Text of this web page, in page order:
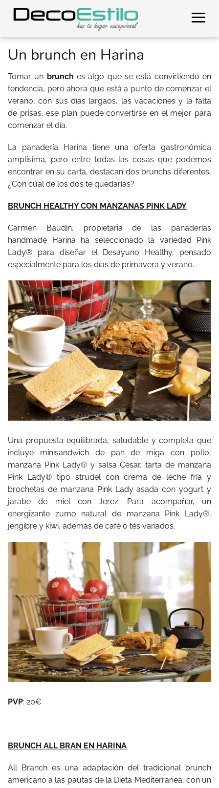
Un brunch en Harina
Tomar un brunch es algo que se está convirtiendo en
tendencia, pero ahora que está a punto de comenzar el
verano, con sus días largaos, las vacaciones y la falta
de prisas, ese plan puede convertirse en el mejor para
comenzar el día.
La panadería Harina tiene una oferta gastronómica
amplísima, pero entre todas las cosas que podemos
encontrar en su carta, destacan dos brunchs diferentes,
¿Con cúal de los dos te quedarías?
BRUNCH HEALTHY CON MANZANAS PINK LADY
Carmen Baudín, propietaria de las panaderías
handmade Harina ha seleccionado la variedad Pink
Lady® para diseñar el Desayuno Healthy, pensado
especialmente para los días de primavera y verano.
Una propuesta equilibrada, saludable y completa que
incluye minisandwich de pan de miga con pollo,
manzana Pink Lady® y salsa César, tarta de manzana
Pink Lady® tipo strudel con crema de leche fría y
brochetas de manzana Pink Lady asada con yogurt y
jarabe de miel con Jerez. Para acompañar, un
energizante zumo natural de manzana Pink Lady®,
jengibre y kiwi, además de café o tés variados.
PVP: 20€
BRUNCH ALL BRAN EN HARINA
All Branch es una adaptación del tradicional brunch
americano a las pautas de la Dieta Mediterránea, con un